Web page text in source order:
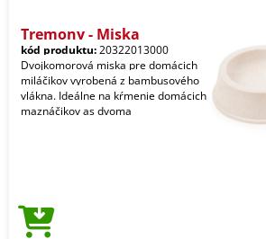
Tremony - Miska
kód produktu:20322013000
Dvojkomorová miska pre domácich
miláčikov vyrobená z bambusového
vlákna. Ideálne na kŕmenie domácich
maznáčikov as dvoma